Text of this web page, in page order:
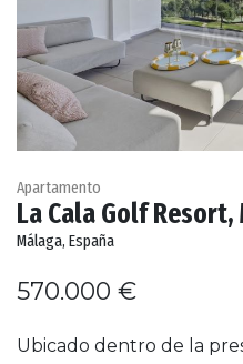
Apartamento
La Cala Golf Resort,
Málaga, España
570.000 €
Ubicado dentro de la